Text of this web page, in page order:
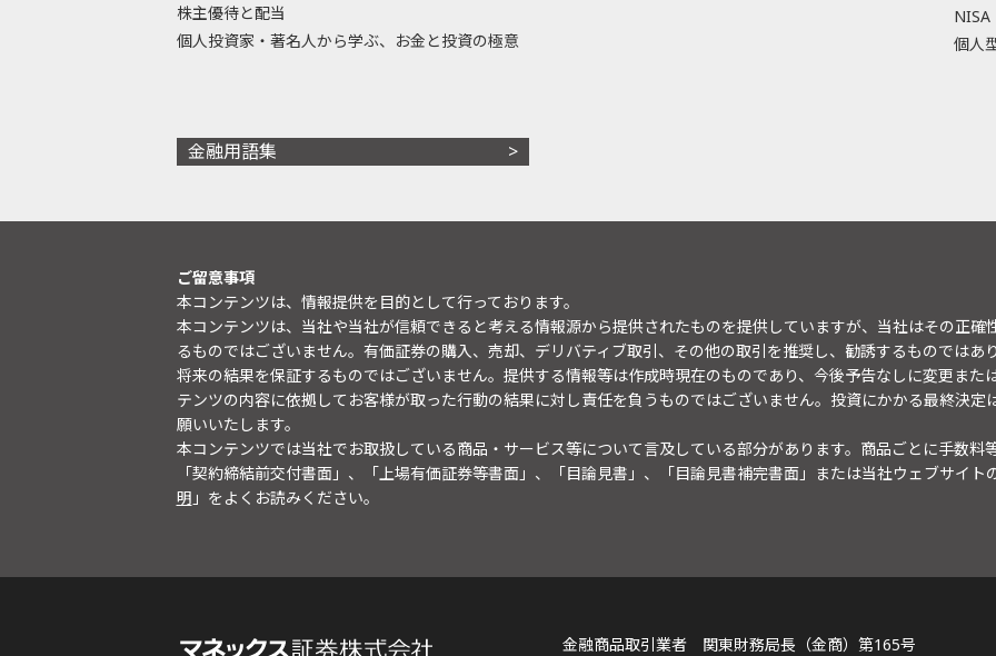
株主優待と配当
個人投資家・著名人から学ぶ、お金と投資の極意
NISA
個人
金融用語集
ご留意事項
本コンテンツは、情報提供を目的として行っております。
本コンテンツは、当社や当社が信頼できると考える情報源から提供されたものを提供していますが、当社はその正
るものではございません。有価証券の購入、売却、デリバティブ取引、その他の取引を推奨し、勧誘するものではあ
将来の結果を保証するものではございません。提供する情報等は作成時現在のものであり、今後予告なしに変更また
テンツの内容に依拠してお客様が取った行動の結果に対し責任を負うものではございません。投資にかかる最終決
願いいたします。
本コンテンツでは当社でお取扱している商品・サービス等について言及している部分があります。商品ごとに手数料
「契約締結前交付書面」、「上場有価証券等書面」、「目論見書」、「目論見書補完書面」または当社ウェブサイト
明 」をよくお読みください。
金融商品取引業者 関東財務局長（金商）第165号